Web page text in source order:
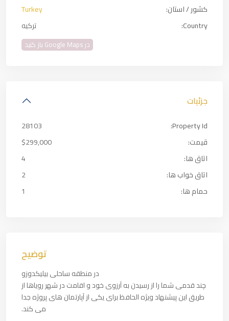
کشور / استان:
Turkey
Country:
ترکیه
در Google Maps باز کنید
جزئیات
Property Id:
28103
قیمت:
$299,000
اتاق ها:
4
اتاق خواب ها:
2
حمام ها:
1
توضیح
در منطقه ساحلی بیلیکدوزو
چند قدمی شما را از رسیدن به آرزوی خود و اقامت در شهر رویاها از
طریق این پیشنهاد ویژه الحافظ برای یکی از آپارتمان های پروژه جدا
می کند.